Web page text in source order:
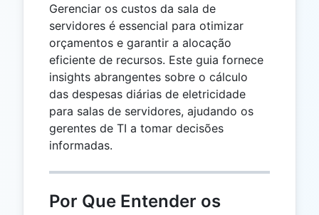
Gerenciar os custos da sala de
servidores é essencial para otimizar
orçamentos e garantir a alocação
eficiente de recursos. Este guia fornece
insights abrangentes sobre o cálculo
das despesas diárias de eletricidade
para salas de servidores, ajudando os
gerentes de TI a tomar decisões
informadas.
Por Que Entender os